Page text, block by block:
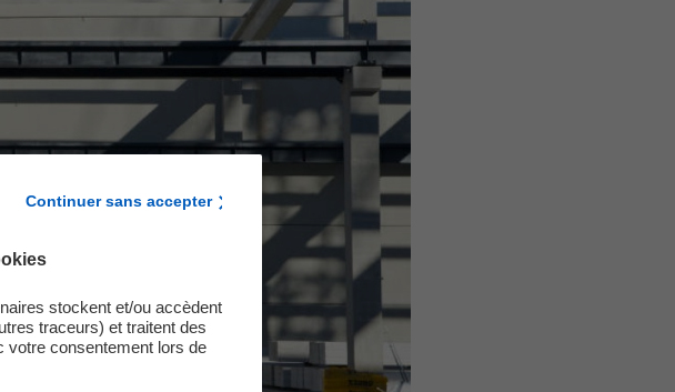
Continuer sans accepter
stockent et/ou accèdent
traceurs) et traitent des
votre consentement lors de